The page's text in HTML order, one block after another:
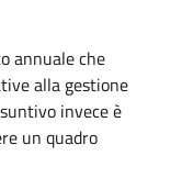
annuale che
alla gestione
invece è
un quadro